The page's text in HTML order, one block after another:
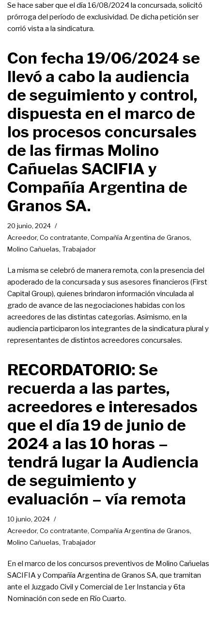
Se hace saber que el día 16/08/2024 la concursada, solicitó
prórroga del período de exclusividad. De dicha petición ser
corrió vista a la sindicatura.
Con fecha 19/06/2024 se
llevó a cabo la audiencia
de seguimiento y control,
dispuesta en el marco de
los procesos concursales
de las firmas Molino
Cañuelas SACIFIA y
Compañía Argentina de
Granos SA.
20 junio, 2024
Acreedor, Co contratante, Compañía Argentina de Granos,
Molino Cañuelas, Trabajador
La misma se celebró de manera remota, con la presencia del
apoderado de la concursada y sus asesores financieros (First
Capital Group), quienes brindaron información vinculada al
grado de avance de las negociaciones habidas con los
acreedores de las distintas categorías. Asimismo, en la
audiencia participaron los integrantes de la sindicatura plural y
representantes de distintos acreedores concursales.
RECORDATORIO: Se
recuerda a las partes,
acreedores e interesados
que el día 19 de junio de
2024 a las 10 horas –
tendrá lugar la Audiencia
de seguimiento y
evaluación – vía remota
10 junio, 2024
Acreedor, Co contratante, Compañía Argentina de Granos,
Molino Cañuelas, Trabajador
En el marco de los concursos preventivos de Molino Cañuelas
SACIFIA y Compañía Argentina de Granos SA, que tramitan
ante el Juzgado Civil y Comercial de 1er Instancia y 6ta
Nominación con sede en Río Cuarto.